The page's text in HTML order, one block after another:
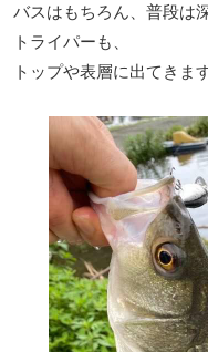
バスはもちろん、普段は
トライパーも、
トップや表層に出てきます